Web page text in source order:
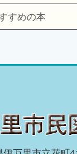
すめの本